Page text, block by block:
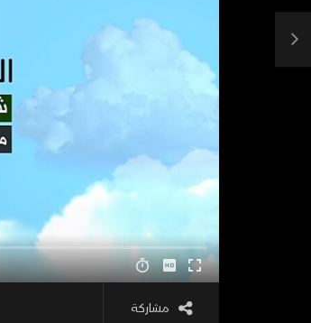
مشاركة